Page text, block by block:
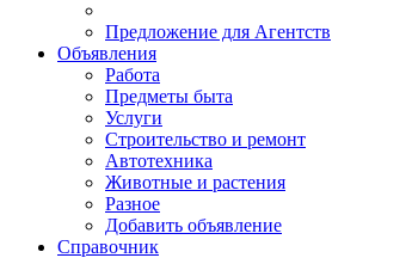
Предложение для Агентств
Объявления
Работа
Предметы быта
Услуги
Строительство и ремонт
Автотехника
Животные и растения
Разное
Добавить объявление
Справочник